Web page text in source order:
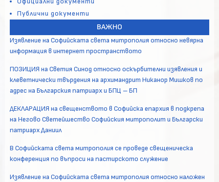
Публични документи
ВАЖНО
Изявление на Софийската света митрополия относно невярна
информация в интернет пространството
ПОЗИЦИЯ на Светия Синод относно оскърбителни изявления и
клеветнически твърдения на архимандрит Никанор Мишков по
адрес на Българския патриарх и БПЦ – БП
ДЕКЛАРАЦИЯ на свещенството в Софийска епархия в подкрепа
на Негово Светейшество Софийския митрополит и Български
патриарх Даниил
В Софийската света митрополия се проведе свещеническа
конференция по въпроси на пастирското служение
Изявление на Софийската света митрополия относно наложен